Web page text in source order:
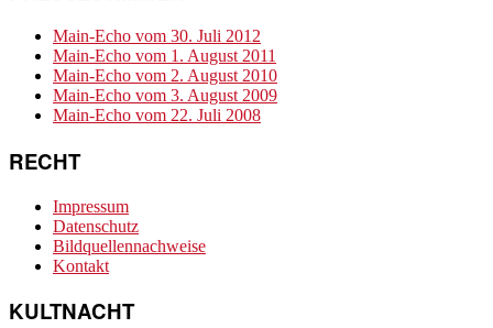
Main-Echo vom 30. Juli 2012
Main-Echo vom 1. August 2011
Main-Echo vom 2. August 2010
Main-Echo vom 3. August 2009
Main-Echo vom 22. Juli 2008
RECHT
Impressum
Datenschutz
Bildquellennachweise
Kontakt
KULTNACHT